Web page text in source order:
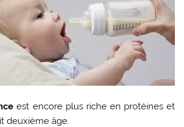
est encore plus riche en protéines et
deuxième âge.